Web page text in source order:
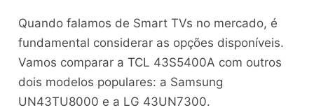
Quando falamos de Smart TVs no mercado, é
fundamental considerar as opções disponíveis.
Vamos comparar a TCL 43S5400A com outros
dois modelos populares: a Samsung
UN43TU8000 e a LG 43UN7300.